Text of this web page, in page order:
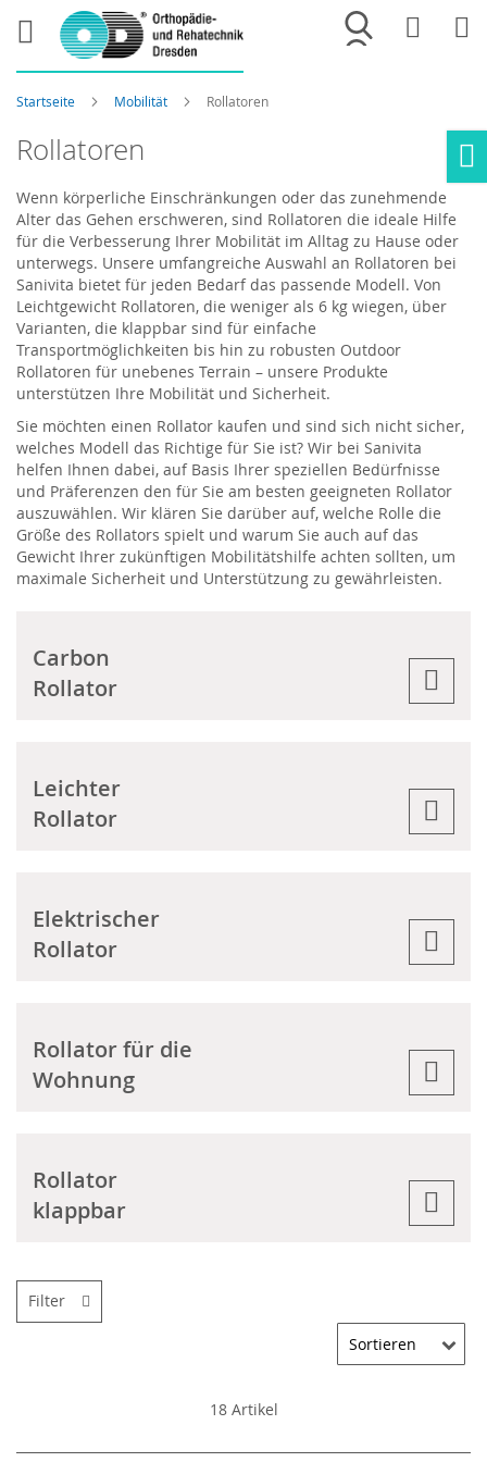
Merkliste
Startseite Mobilität Rollatoren
Rollatoren
Wenn körperliche Einschränkungen oder das zunehmende
Alter das Gehen erschweren, sind Rollatoren die ideale Hilfe
für die Verbesserung Ihrer Mobilität im Alltag zu Hause oder
unterwegs. Unsere umfangreiche Auswahl an Rollatoren bei
Sanivita bietet für jeden Bedarf das passende Modell. Von
Leichtgewicht Rollatoren, die weniger als 6 kg wiegen, über
Varianten, die klappbar sind für einfache
Transportmöglichkeiten bis hin zu robusten Outdoor
Rollatoren für unebenes Terrain – unsere Produkte
unterstützen Ihre Mobilität und Sicherheit.
Sie möchten einen Rollator kaufen und sind sich nicht sicher,
welches Modell das Richtige für Sie ist? Wir bei Sanivita
helfen Ihnen dabei, auf Basis Ihrer speziellen Bedürfnisse
und Präferenzen den für Sie am besten geeigneten Rollator
auszuwählen. Wir klären Sie darüber auf, welche Rolle die
Größe des Rollators spielt und warum Sie auch auf das
Gewicht Ihrer zukünftigen Mobilitätshilfe achten sollten, um
maximale Sicherheit und Unterstützung zu gewährleisten.
Carbon
Rollator
Leichter
Rollator
Elektrischer
Rollator
Rollator für die
Wohnung
Rollator
klappbar
18Artikel
Filter